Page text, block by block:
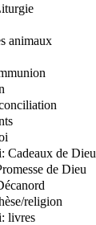
animaux
Cadeaux de Dieu
de Dieu
religion
livres